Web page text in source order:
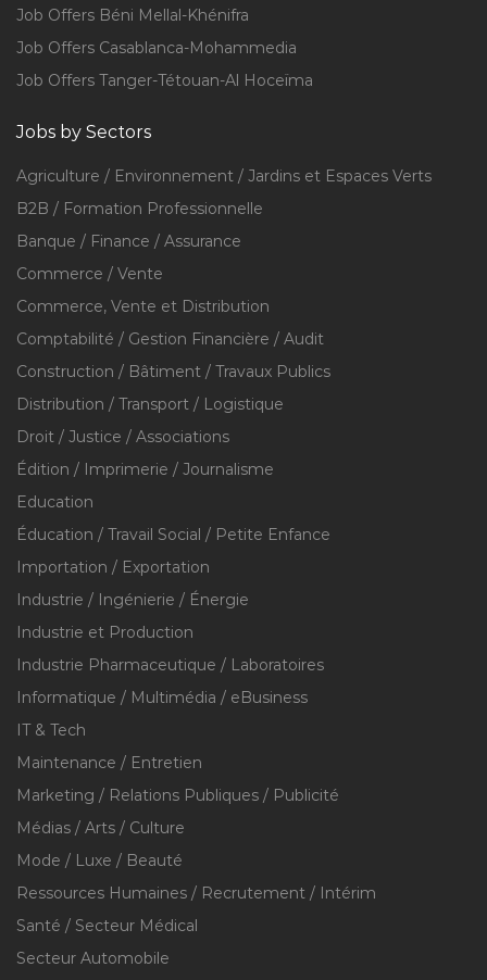
Job Offers Béni Mellal-Khénifra
Job Offers Casablanca-Mohammedia
Job Offers Tanger-Tétouan-Al Hoceïma
Jobs by Sectors
Agriculture / Environnement / Jardins et Espaces Verts
B2B / Formation Professionnelle
Banque / Finance / Assurance
Commerce / Vente
Commerce, Vente et Distribution
Comptabilité / Gestion Financière / Audit
Construction / Bâtiment / Travaux Publics
Distribution / Transport / Logistique
Droit / Justice / Associations
Édition / Imprimerie / Journalisme
Education
Éducation / Travail Social / Petite Enfance
Importation / Exportation
Industrie / Ingénierie / Énergie
Industrie et Production
Industrie Pharmaceutique / Laboratoires
Informatique / Multimédia / eBusiness
IT & Tech
Maintenance / Entretien
Marketing / Relations Publiques / Publicité
Médias / Arts / Culture
Mode / Luxe / Beauté
Ressources Humaines / Recrutement / Intérim
Santé / Secteur Médical
Secteur Automobile